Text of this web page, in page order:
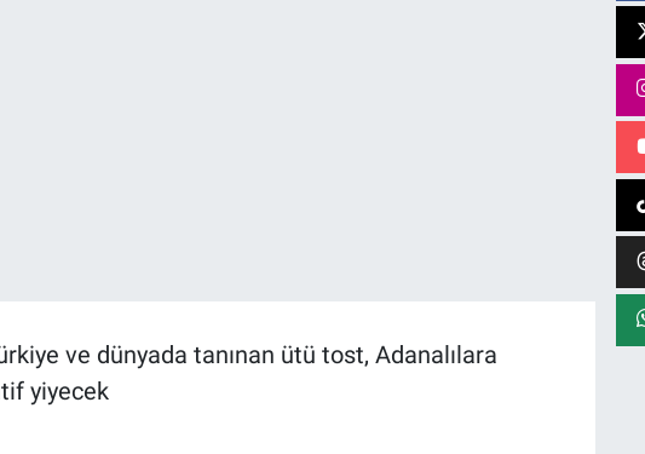
ve dünyada tanınan ütü tost, Adanalılara
yiyecek